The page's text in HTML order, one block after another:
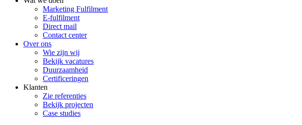
Marketing Fulfilment
E-fulfilment
Direct mail
Contact center
Over ons
Wie zijn wij
Bekijk vacatures
Duurzaamheid
Certificeringen
Klanten
Zie referenties
Bekijk projecten
Case studies